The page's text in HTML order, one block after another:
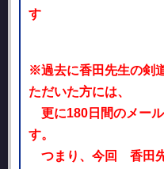
す
※過去に香田先生の剣
ただいた方には、
更に180日間のメー
す。
つまり、今回 香田